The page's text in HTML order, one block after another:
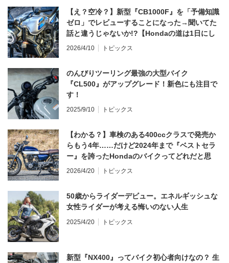
【え？空冷？】新型『CB1000F』を「予備知識
ゼロ」でレビューすることになった→聞いてた
話と違うじゃないか!?【Hondaの道は1日にし
てならず／CB1000F ①第一印象 編】
2026/4/10 トピックス
のんびりツーリング最強の大型バイク
『CL500』がアップグレード！新色にも注目で
す！
2025/9/10 トピックス
【わかる？】車検のある400ccクラスで発売か
らもう4年……だけど2024年まで『ベストセラ
ー』を誇ったHondaのバイクってどれだと思
う？
2026/4/20 トピックス
50歳からライダーデビュー。エネルギッシュな
女性ライダーが考える悔いのない人生
2025/4/20 トピックス
新型『NX400』ってバイク初心者向けなの？ 生